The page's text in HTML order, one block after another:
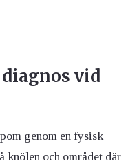
vid
genom en fysisk
knölen och området där